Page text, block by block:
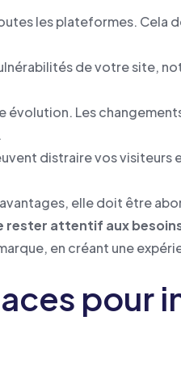
les plateformes.
de votre site,
évolution. Les
distraire vos
elle doit être
attentif aux
en créant une
pour